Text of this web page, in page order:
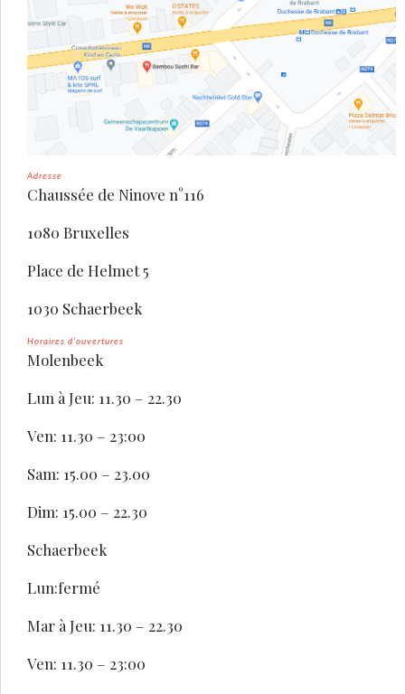
Adresse
Chaussée de Ninove n°116
1080 Bruxelles
Place de Helmet 5
1030 Schaerbeek
Horaires d’ouvertures
Molenbeek
Lun à Jeu: 11.30 – 22.30
Ven: 11.30 – 23:00
Sam: 15.00 – 23.00
Dim: 15.00 – 22.30
Schaerbeek
Lun:fermé
Mar à Jeu: 11.30 – 22.30
Ven: 11.30 – 23:00